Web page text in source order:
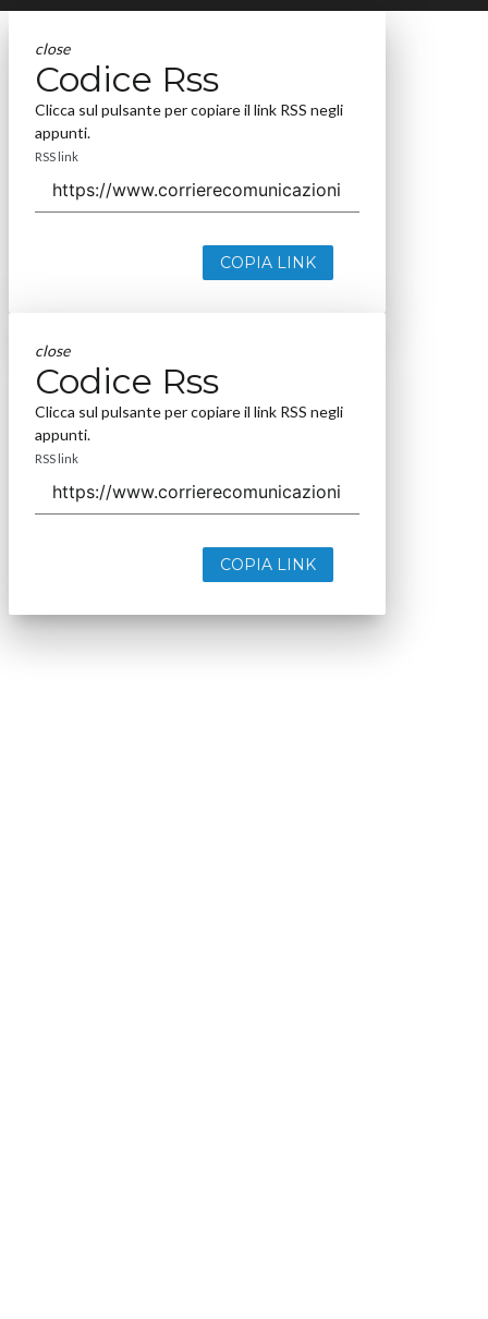
close
Codice Rss
Clicca sul pulsante per copiare il link RSS negli
appunti.
RSS link
COPIA LINK
close
Codice Rss
Clicca sul pulsante per copiare il link RSS negli
appunti.
RSS link
COPIA LINK